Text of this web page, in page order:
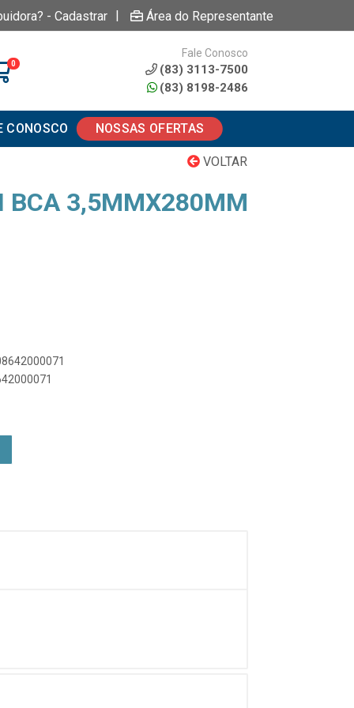
- Cadastrar | Área do Representante
0
Fale Conosco
(83) 3113-7500
(83) 8198-2486
CONOSCO NOSSAS OFERTAS
VOLTAR
BCA 3,5MMX280MM